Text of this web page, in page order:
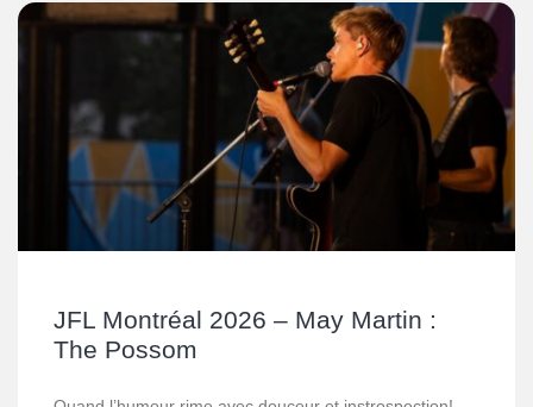
JFL Montréal 2026 – May Martin :
The Possom